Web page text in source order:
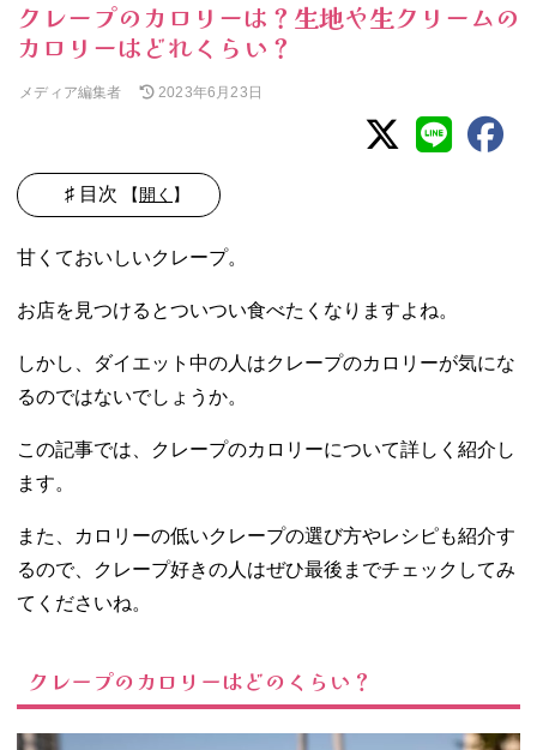
クレープのカロリーは？生地や生クリームの
カロリーはどれくらい？
メディア編集者 2023年6月23日
♯ 目次 【開く 】
ロリーはどのく
− クレープ
のカロリ
ー：生地
− クレープ
のカロリ
ー：生クリ
質はどのくら
い？
03. クレープに含
質
甘くておいしいクレープ。
お店を見つけるとついつい食べたくなりますよね。
しかし、ダイエット中の人はクレープのカロリーが気にな
るのではないでしょうか。
この記事では、クレープのカロリーについて詳しく紹介し
ます。
また、カロリーの低いクレープの選び方やレシピも紹介す
るので、クレープ好きの人はぜひ最後までチェックしてみ
てくださいね。
クレープのカロリーはどのくらい？